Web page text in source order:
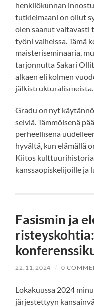
henkilökunnan
tutkielmaani on ollut
olen saanut valtavasti
työni vaiheissa. Tämä
maisteriseminaaria,
tarjonnutta Sakari
alkaen eli kolmen
jälkistrukturalismeista.
Gradu on nyt
selviä. Tämmöisenä
perheellisenä
hyvältä, kun elämällä
Kiitos
kanssaopiskelijoille ja
Fasismin ja
risteyskohtia:
22.11.2024 / 0
Lokakuussa 2024
järjestettyyn